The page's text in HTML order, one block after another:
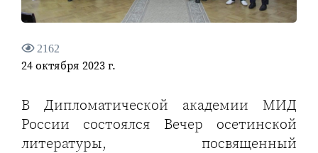
2162
24 октября 2023 г.
В Дипломатической академии МИД
России состоялся Вечер осетинской
литературы, посвященный